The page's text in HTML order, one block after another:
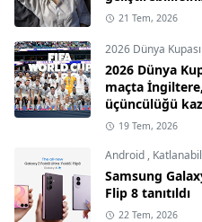
21 Tem, 2026
2026 Dünya Kupası
2026 Dünya
maçta
üçüncülüğü
19 Tem, 2026
Android ,
Samsung
Flip 8 tanıtıldı
22 Tem, 2026